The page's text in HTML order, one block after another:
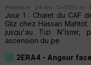
Pédestre · 24 km · D+1700 m ·
Jour 1 : Chalet du CAF
Gliz chez Hassan
jusqu'au Tizi N'Ismir,
ascension du pe
2ERA4 - Angour